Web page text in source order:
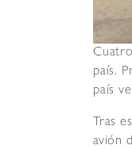
país.
país
Tras
avión